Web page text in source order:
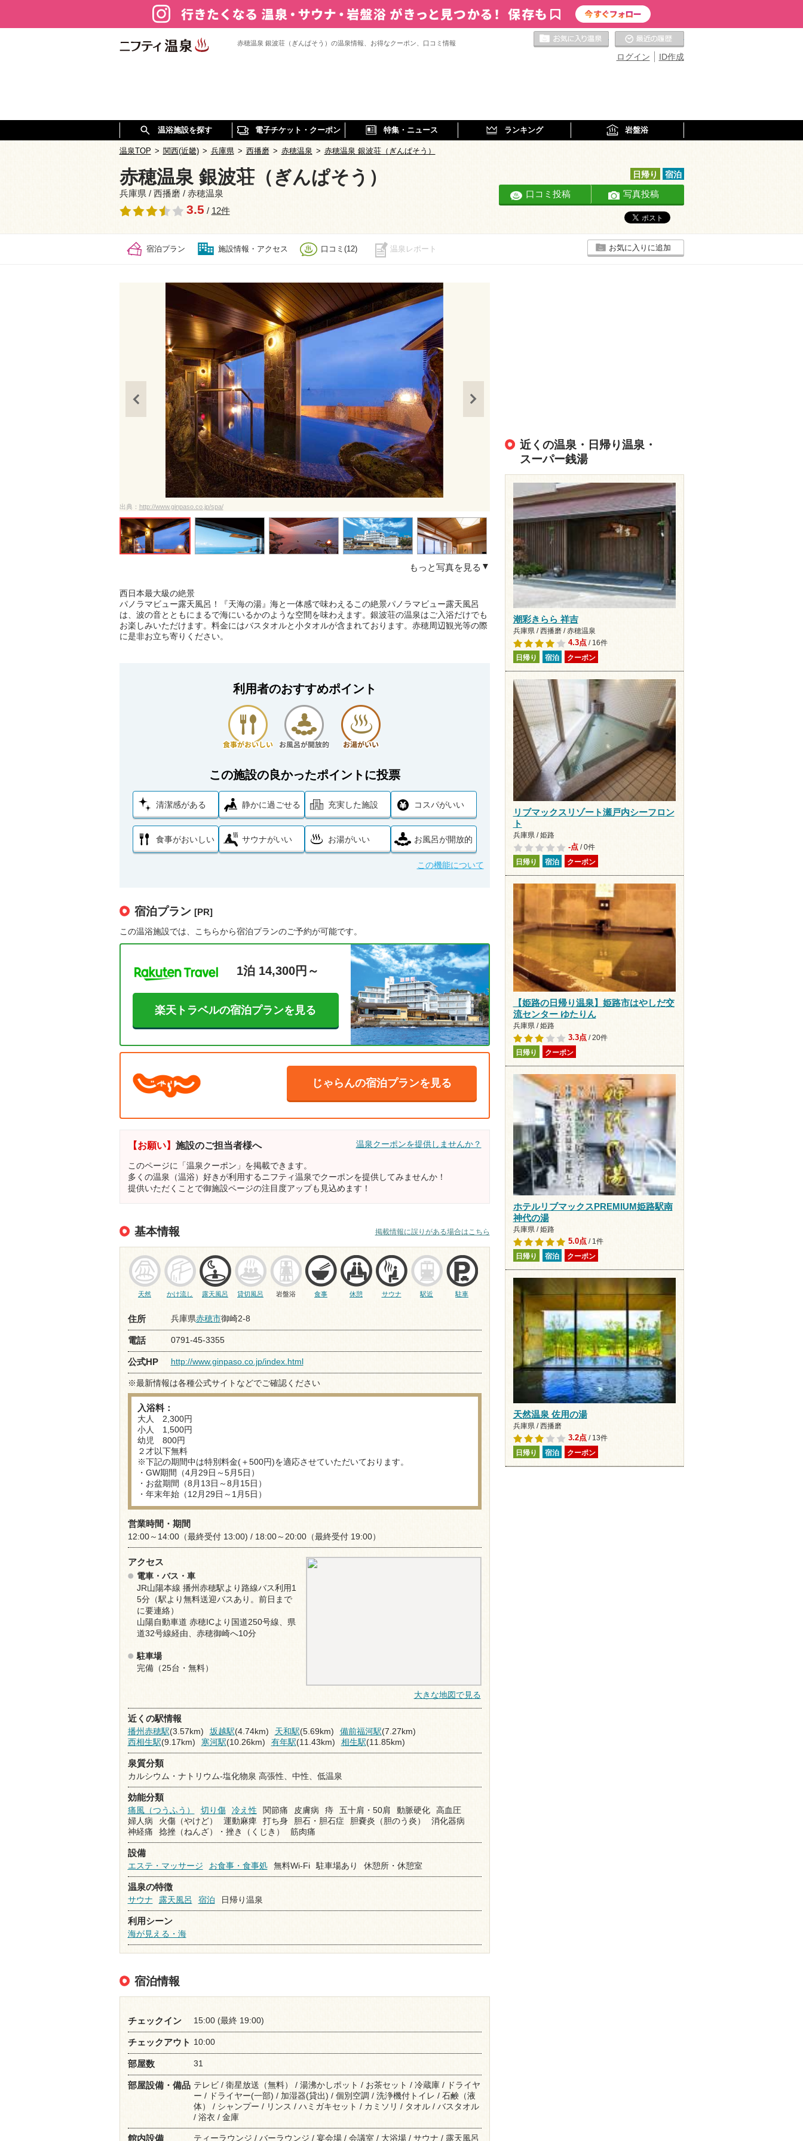
赤穂温泉 銀波荘（ぎんぱそう）の温泉情報、お得なクーポン、口コミ情報
ID作成
ログイン
お気に入りの温泉
温浴施設を探す 電子チケット・クーポン 特集・ニュース ランキング 岩盤浴
温泉TOP > 関西(近畿) > 兵庫県 > 西播磨 > 赤穂温泉 > 赤穂温泉 銀波荘（ぎんぱそう）
赤穂温泉 銀波荘（ぎんぱそう）
兵庫県 / 西播磨 / 赤穂温泉
3.5 / 12件
日帰り 宿泊
口コミ投稿 写真投稿
宿泊プラン 施設情報・アクセス 口コミ(12) 温泉レポート お気に入りに追加
出典： http://www.ginpaso.co.jp/spa/ http://www.ginpaso.co.jp/spa/
もっと写真を見る
西日本最大級の絶景
パノラマビュー露天風呂！『天海の湯』海と一体感で味わえるこの絶景パノラマビュー露天風呂
は、波の音とともにまるで海にいるかのような空間を味わえます。銀波荘の温泉はご入浴だけでも
お楽しみいただけます。料金にはバスタオルと小タオルが含まれております。赤穂周辺観光等の際
に是非お立ち寄りください。
利用者のおすすめポイント
この施設の良かったポイントに投票
清潔感がある 静かに過ごせる 充実した施設 コスパがいい
食事がおいしい サウナがいい お湯がいい お風呂が開放的
この機能について
宿泊プラン [PR]
この温浴施設では、こちらから宿泊プランのご予約が可能です。
1泊 14,300円～
楽天トラベルの宿泊プランを見る
じゃらんの宿泊プランを見る
【お願い】 施設のご担当者様へ 温泉クーポンを提供しませんか？
このページに「温泉クーポン」を掲載できます。
多くの温泉（温浴）好きが利用するニフティ温泉でクーポンを提供してみませんか！
提供いただくことで御施設ページの注目度アップも見込めます！
基本情報 掲載情報に誤りがある場合はこちら
天然 かけ流し 露天風呂 貸切風呂 岩盤浴 食事 休憩 サウナ 駅近 駐車
住所 兵庫県赤穂市御崎2-8
電話 0791-45-3355
公式HP http://www.ginpaso.co.jp/index.html
※最新情報は各種公式サイトなどでご確認ください
入浴料：
大人 2,300円
小人 1,500円
幼児 800円
２才以下無料
※下記の期間中は特別料金(＋500円)を適応させていただいております。
・GW期間（4月29日～5月5日）
・お盆期間（8月13日～8月15日）
・年末年始（12月29日～1月5日）
営業時間・期間
12:00～14:00（最終受付 13:00) / 18:00～20:00（最終受付 19:00）
アクセス
電車・バス・車
JR山陽本線 播州赤穂駅より路線バス利用1
5分（駅より無料送迎バスあり。前日まで
に要連絡）
山陽自動車道 赤穂ICより国道250号線、県
道32号線経由、赤穂御崎へ10分
駐車場
完備（25台・無料）
大きな地図で見る
近くの駅情報
播州赤穂駅(3.57km) 坂越駅(4.74km) 天和駅(5.69km) 備前福河駅(7.27km)
西相生駅(9.17km) 寒河駅(10.26km) 有年駅(11.43km) 相生駅(11.85km)
泉質分類
カルシウム・ナトリウム-塩化物泉 高張性、中性、低温泉
効能分類
痛風（つうふう）
切り傷 冷え性 関節痛 皮膚病 痔 五十肩・50肩 動脈硬化
高血圧
婦人病
火傷（やけど） 運動麻痺 打ち身 胆石・胆石症 胆嚢炎（胆のう炎）
消化器病
神経痛
捻挫（ねんざ）・挫き（くじき） 筋肉痛
設備
エステ・マッサージ
お食事・食事処 無料Wi-Fi 駐車場あり 休憩所・休憩室
温泉の特徴
サウナ
露天風呂 宿泊 日帰り温泉
利用シーン
海が見える・海
宿泊情報
チェックイン 15:00 (最終 19:00)
チェックアウト 10:00
部屋数 31
部屋設備・備品 テレビ / 衛星放送（無料） / 湯沸かしポット / お茶セット / 冷蔵庫 / ドライヤ
ー / ドライヤー(一部) / 加湿器(貸出) / 個別空調 / 洗浄機付トイレ / 石鹸（液
体） / シャンプー / リンス / ハミガキセット / カミソリ / タオル / バスタオル
/ 浴衣 / 金庫
館内設備 ティーラウンジ / バーラウンジ / 宴会場 / 会議室 / 大浴場 / サウナ / 露天風呂
近くの温泉・日帰り温泉・
スーパー銭湯
潮彩きらら 祥吉
兵庫県 / 西播磨 / 赤穂温泉
4.3点/ 16件
日帰り 宿泊 クーポン
リブマックスリゾート瀬戸内シーフロン
ト
兵庫県 / 姫路
-点/ 0件
日帰り 宿泊 クーポン
【姫路の日帰り温泉】姫路市はやしだ交
流センター ゆたりん
兵庫県 / 姫路
3.3点/ 20件
日帰り クーポン
ホテルリブマックスPREMIUM姫路駅南
神代の湯
兵庫県 / 姫路
5.0点/ 1件
日帰り 宿泊 クーポン
天然温泉 佐用の湯
兵庫県 / 西播磨
3.2点/ 13件
日帰り 宿泊 クーポン